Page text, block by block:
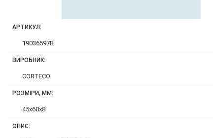
АРТИКУЛ:
19036597B
ВИРОБНИК:
CORTECO
РОЗМІРИ, ММ:
45x60x8
ОПИС: